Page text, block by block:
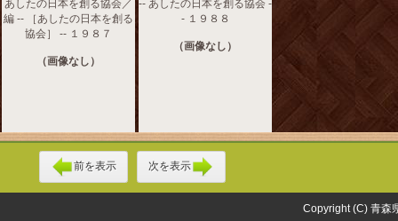
あしたの日本を創る協会／
編 -- ［あしたの日本を創る
協会］ -- １９８７
（画像なし）
-- あしたの日本を創る協会 -
- １９８８
（画像なし）
前を表示 次を表示
Copyright (C) 青森